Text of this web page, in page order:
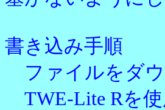
書き込み手順
ファイルをダ
TWE-Lite Rを